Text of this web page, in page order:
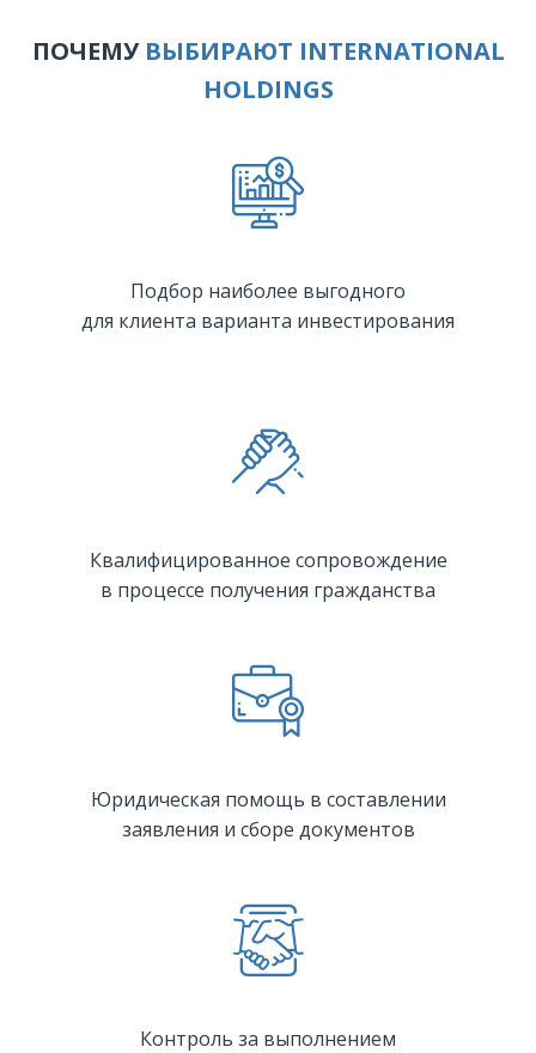
ПОЧЕМУ ВЫБИРАЮТ INTERNATIONAL
HOLDINGS
Подбор наиболее выгодного
для клиента варианта инвестирования
Квалифицированное сопровождение
в процессе получения гражданства
Юридическая помощь в составлении
заявления и сборе документов
Контроль за выполнением